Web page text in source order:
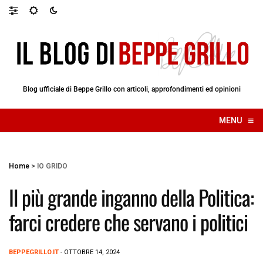
Blog ufficiale di Beppe Grillo con articoli, approfondimenti ed opinioni
MENU ≡
☰
Home > IO GRIDO
Il più grande inganno della Politica:
farci credere che servano i politici
BEPPEGRILLO.IT - OTTOBRE 14, 2024